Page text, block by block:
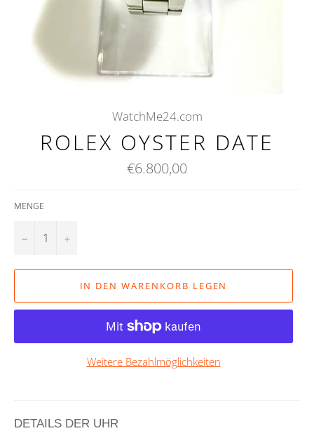
WatchMe24.com
ROLEX OYSTER DATE
Normaler
Preis
€6.800,00
MENGE
− +
IN DEN WARENKORB LEGEN
Weitere Bezahlmöglichkeiten
DETAILS DER UHR